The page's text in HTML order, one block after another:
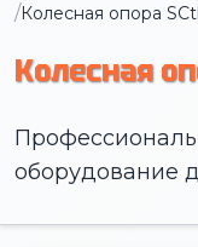
/Колесная опора
Колесная
оборудование